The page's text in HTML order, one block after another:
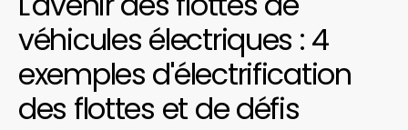
véhicules électriques : 4
exemples d'électrification
des flottes et de défis